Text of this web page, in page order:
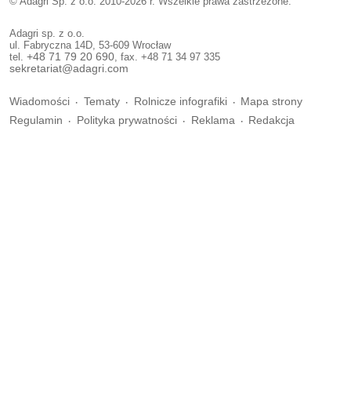
Adagri sp. z o.o.
ul. Fabryczna 14D, 53-609 Wrocław
tel. +48 71 79 20 690 , fax. +48 71 34 97 335
sekretariat@adagri.com
Wiadomości Tematy Rolnicze infografiki
Mapa strony
Regulamin
Polityka prywatności Reklama Redakcja